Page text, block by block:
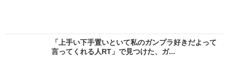
「上手い下手置いといて私のガンプラ好きだよって
言ってくれる人RT」で見つけた、ガ...